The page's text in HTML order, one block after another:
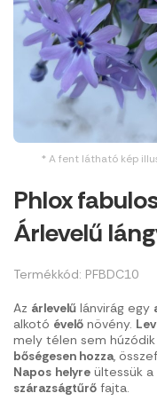
* A fent látható kép
Phlox
Árlevelű
Termékkód: PFBDC10
Az árlevelű lánvirág egy
alkotó évelő növény.
mely télen sem húzódik
bőségesen hozza,
Napos helyre ültessük
szárazságtűrő fajta.